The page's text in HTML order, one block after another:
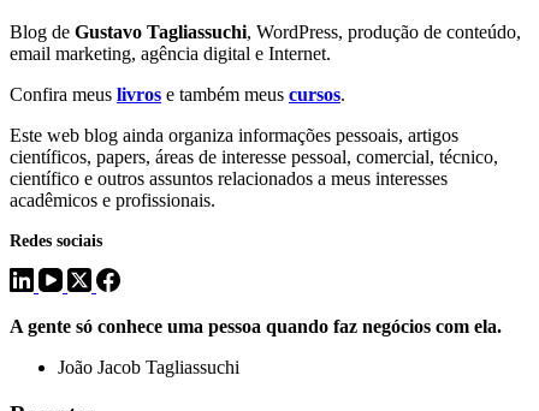
Blog de Gustavo Tagliassuchi, WordPress, produção de conteúdo,
email marketing, agência digital e Internet.
Confira meus livros e também meus cursos.
Este web blog ainda organiza informações pessoais, artigos
científicos, papers, áreas de interesse pessoal, comercial, técnico,
científico e outros assuntos relacionados a meus interesses
acadêmicos e profissionais.
Redes sociais
A gente só conhece uma pessoa quando faz negócios com ela.
João Jacob Tagliassuchi